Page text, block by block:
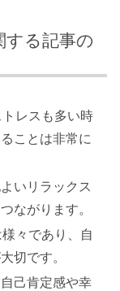
する記事の
レスも多い時
ことは非常に
いリラックス
ながります。
々であり、自
切です。
己肯定感や幸